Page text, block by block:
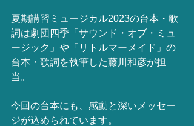
夏期講習ミュージカル2023の台本・歌
詞は劇団四季「サウンド・オブ・ミュ
ージック」や「リトルマーメイド」の
台本・歌詞を執筆した藤川和彦が担
当。
今回の台本にも、感動と深いメッセー
ジが込められています。